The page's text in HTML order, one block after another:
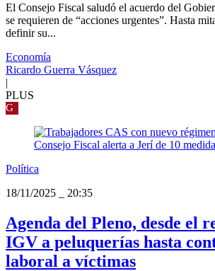
El Consejo Fiscal saludó el acuerdo del
se requieren de “acciones urgentes”. Hasta
definir su...
Economía
Ricardo Guerra Vásquez
|
PLUS
G
Política
18/11/2025
20:35
Agenda del Pleno, desde el
IGV a peluquerías hasta
laboral a víctimas